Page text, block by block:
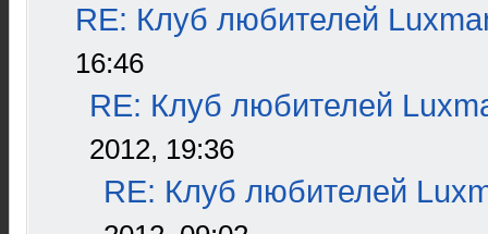
RE: Клуб любителей
16:46
RE: Клуб любителей
2012, 19:36
RE: Клуб любителей